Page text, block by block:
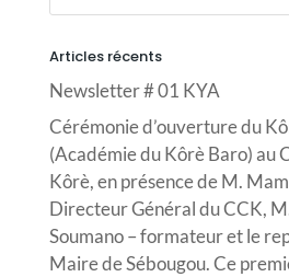
Articles récents
Newsletter # 01 KYA
Cérémonie d’ouverture du
(Académie du Kôrè Baro) au
Kôrè, en présence de M.
Directeur Général du CCK,
Soumano – formateur et le
Maire de Sébougou. Ce